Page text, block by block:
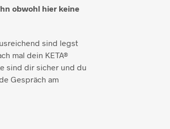
obwohl hier keine
sind legst
mal dein KETA®
sind dir sicher und du
Gespräch am